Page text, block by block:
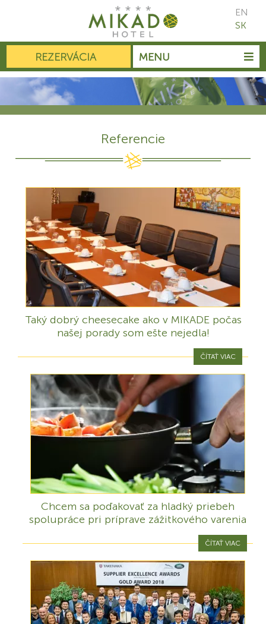
MENU
REZERVÁCIA
EN
SK
Referencie
Taký dobrý cheesecake ako v MIKADE počas
našej porady som ešte nejedla!
ČÍTAŤ VIAC
Chcem sa poďakovať za hladký priebeh
spolupráce pri príprave zážitkového varenia
ČÍTAŤ VIAC